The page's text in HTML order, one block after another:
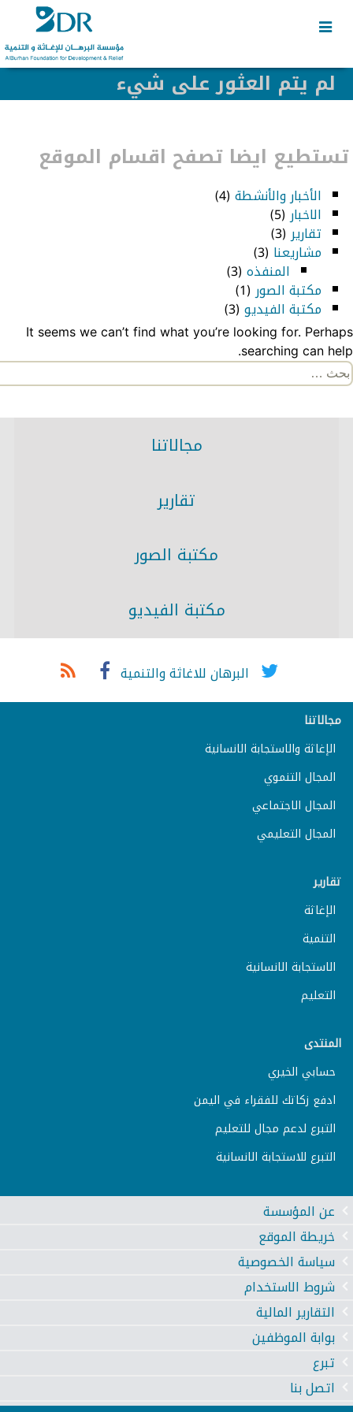
content
لم يتم العثور على شيء
تستطيع ايضا تصفح اقسام الموقع
الأخبار والأنشطة (4)
الاخبار(5)
تقارير(3)
مشاريعنا (3)
المنفذه (3)
مكتبة الصور(1)
مكتبة الفيديو (3)
It seems we can’t find what you’re looking for. Perhaps
searching can help.
البحث
عن:
مجالاتنا
تقارير
مكتبة الصور
مكتبة الفيديو
البرهان للاغاثة والتنمية
مجالاتنا
الإغاثة والاستجابة الانسانية
المجال التنموي
المجال الاجتماعي
المجال التعليمي
تقارير
الإغاثة
التنمية
الاستجابة الانسانية
التعليم
المنتدى
حسابي الخيري
ادفع زكاتك للفقراء في اليمن
التبرع لدعم مجال للتعليم
التبرع للاستجابة الانسانية
عن المؤسسة
خريطة الموقع
سياسة الخصوصية
شروط الاستخدام
التقارير المالية
بوابة الموظفين
تبرع
اتصل بنا